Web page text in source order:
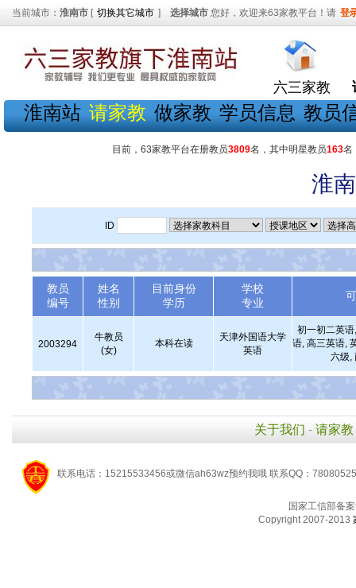
当前城市： 淮南市 [ 切换其它城市 ] 选择城市 您好，欢迎来63家教平台！请 登
六三家教
淮南站 请家教 做家教 学员信息 教员
目前，63家教平台在册教员3809名，其中明星教员163名
淮
ID
教员
编号
姓名
性别
目前身份
学历
学校
专业
2003294
牛教员
(女)
本科在读
天津外国语大学
英语
初一初二英
语, 高三英语,
六级,
关于我们 - 请家教
联系电话：15215533456或微信ah63wz预约我哦 联系QQ：
国家工信部备
Copyright 2007-2013